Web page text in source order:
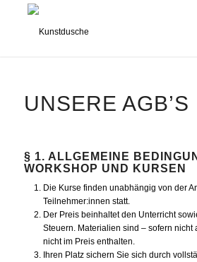
UNSERE AGB’S
§ 1. ALLGEMEINE
WORKSHOP UND KURSEN
Die Kurse finden unabhängig von der
Teilnehmer:innen statt.
Der Preis beinhaltet den Unterricht
Steuern. Materialien sind – sofern nicht
nicht im Preis enthalten.
Ihren Platz sichern Sie sich durch